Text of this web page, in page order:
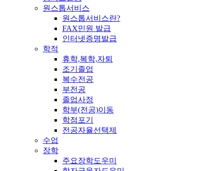
원스톱서비스
원스톱서비스란?
FAX민원 발급
인터넷증명발급
학적
휴학,복학,자퇴
조기졸업
복수전공
부전공
졸업사정
학부(전공)이동
학점포기
전공자율선택제
수업
장학
주요장학도우미